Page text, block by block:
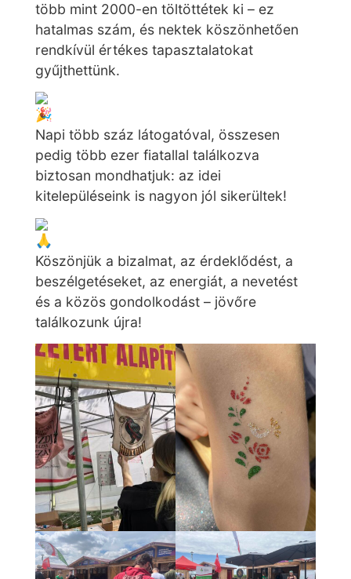
több mint 2000-en töltöttétek ki – ez
hatalmas szám, és nektek köszönhetően
rendkívül értékes tapasztalatokat
gyűjthettünk.
Napi több száz látogatóval, összesen
pedig több ezer fiatallal találkozva
biztosan mondhatjuk: az idei
kitelepüléseink is nagyon jól sikerültek!
Köszönjük a bizalmat, az érdeklődést, a
beszélgetéseket, az energiát, a nevetést
és a közös gondolkodást – jövőre
találkozunk újra!